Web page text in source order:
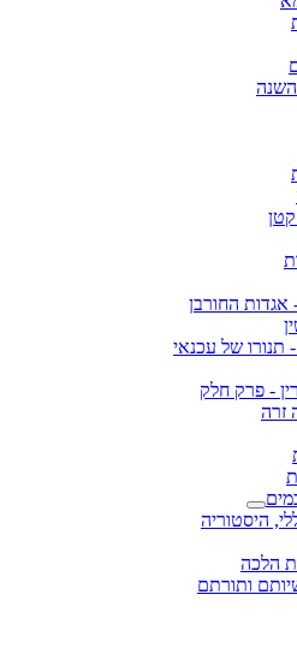
אגדות החורבן
תנורו של עכנאי
- פרק חלק
זרה
היסטוריה
הלכה
ותורתם